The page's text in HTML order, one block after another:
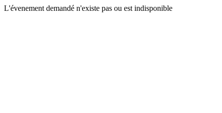
L'évenement demandé n'existe pas ou est indisponible